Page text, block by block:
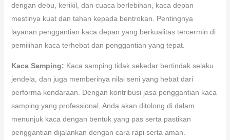
dengan debu, kerikil, dan cuaca berlebihan, kaca depan
mestinya kuat dan tahan kepada bentrokan. Pentingnya
layanan penggantian kaca depan yang berkualitas tercermin di
pemilihan kaca terhebat dan penggantian yang tepat.
Kaca Samping: Kaca samping tidak sekedar bertindak selaku
jendela, dan juga memberinya nilai seni yang hebat dari
performa kendaraan. Dengan kontribusi jasa penggantian kaca
samping yang professional, Anda akan ditolong di dalam
menunjuk kaca dengan bentuk yang pas serta pastikan
penggantian dijalankan dengan cara rapi serta aman.